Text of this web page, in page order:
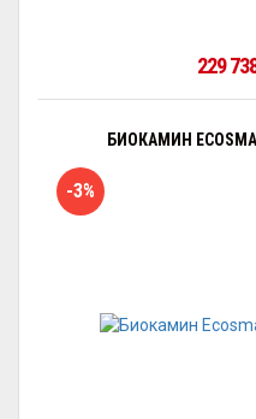
229
БИОКАМИН
-3%